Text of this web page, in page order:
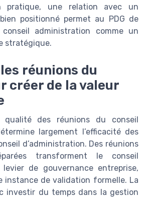
pratique, une relation avec un
positionné permet au PDG de
administration comme un
stratégique.
réunions du
créer de la valeur
des réunions du conseil
largement l’efficacité des
d’administration. Des réunions
transforment le conseil
de gouvernance entreprise,
instance de validation formelle. La
investir du temps dans la gestion